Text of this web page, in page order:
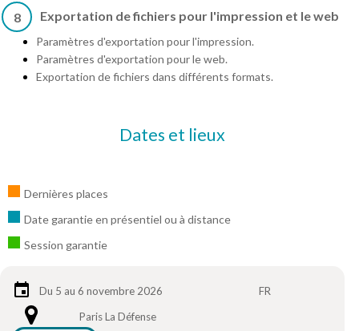
8 Exportation de fichiers pour l'impression et le web
Paramètres d'exportation pour l'impression.
Paramètres d'exportation pour le web.
Exportation de fichiers dans différents formats.
Dates et lieux
Dernières places
Date garantie en présentiel ou à distance
Session garantie
Du 5 au 6 novembre 2026
FR
Paris La Défense